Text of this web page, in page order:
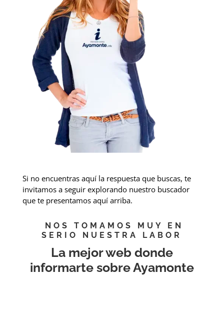
Si no encuentras aquí la respuesta que buscas, te
invitamos a seguir explorando nuestro buscador
que te presentamos aquí arriba.
NOS TOMAMOS MUY EN
SERIO NUESTRA LABOR
La mejor web donde
informarte sobre Ayamonte